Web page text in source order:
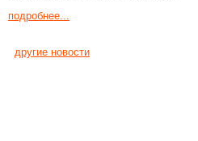
подробнее...
другие новости